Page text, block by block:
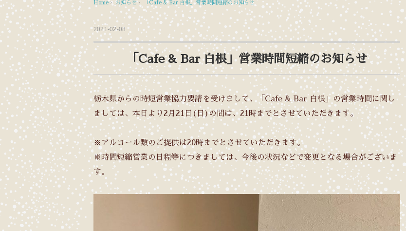
Home › お知らせ› 「Cafe & Bar 白根」営業時間短縮のお知らせ
2021-02-08
「Cafe & Bar 白根」営業時間短縮のお知らせ
栃木県からの時短営業協力要請を受けまして、「Cafe & Bar 白根」の営業時間に関し
ましては、本日より2月21日(日)の間は、21時までとさせていただきます。
※アルコール類のご提供は20時までとさせていただきます。
※時間短縮営業の日程等につきましては、今後の状況などで変更となる場合がございま
す。